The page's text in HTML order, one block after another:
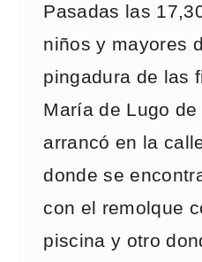
Pasadas las
niños y mayores
pingadura de las
María de Lugo
arrancó en la
donde se
con el remolque
piscina y otro